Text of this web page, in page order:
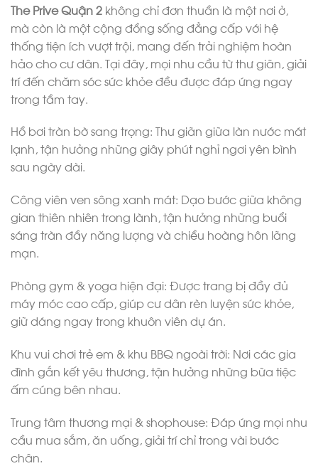
The Prive Quận 2 không chỉ đơn thuần là một nơi ở,
mà còn là một cộng đồng sống đẳng cấp với hệ
thống tiện ích vượt trội, mang đến trải nghiệm hoàn
hảo cho cư dân. Tại đây, mọi nhu cầu từ thư giãn, giải
trí đến chăm sóc sức khỏe đều được đáp ứng ngay
trong tầm tay.
Hồ bơi tràn bờ sang trọng: Thư giãn giữa làn nước mát
lạnh, tận hưởng những giây phút nghỉ ngơi yên bình
sau ngày dài.
Công viên ven sông xanh mát: Dạo bước giữa không
gian thiên nhiên trong lành, tận hưởng những buổi
sáng tràn đầy năng lượng và chiều hoàng hôn lãng
mạn.
Phòng gym & yoga hiện đại: Được trang bị đầy đủ
máy móc cao cấp, giúp cư dân rèn luyện sức khỏe,
giữ dáng ngay trong khuôn viên dự án.
Khu vui chơi trẻ em & khu BBQ ngoài trời: Nơi các gia
đình gắn kết yêu thương, tận hưởng những bữa tiệc
ấm cúng bên nhau.
Trung tâm thương mại & shophouse: Đáp ứng mọi nhu
cầu mua sắm, ăn uống, giải trí chỉ trong vài bước
chân.